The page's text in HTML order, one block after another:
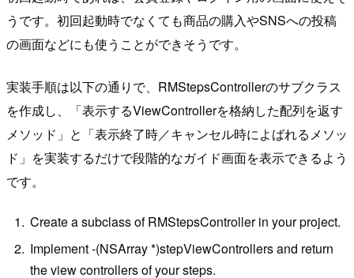
うです。初回起動時でなくても商品の購入やSNSへの投稿
の画面などにも使うことができそうです。
実装手順は以下の通りで、RMStepsControllerのサブクラス
を作成し、「表示するViewControllerを格納した配列を返す
メソッド」と「表示終了時／キャンセル時によばれるメソッ
ド」を実装するだけで段階的なガイド画面を表示できるよう
です。
Create a subclass of RMStepsController in your project.
Implement -(NSArray *)stepViewControllers and return
the view controllers of your steps.